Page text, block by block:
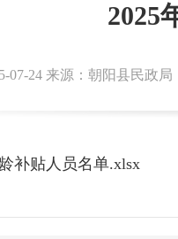
2025
07-24 来源：朝阳县民政局
补贴人员名单.xlsx